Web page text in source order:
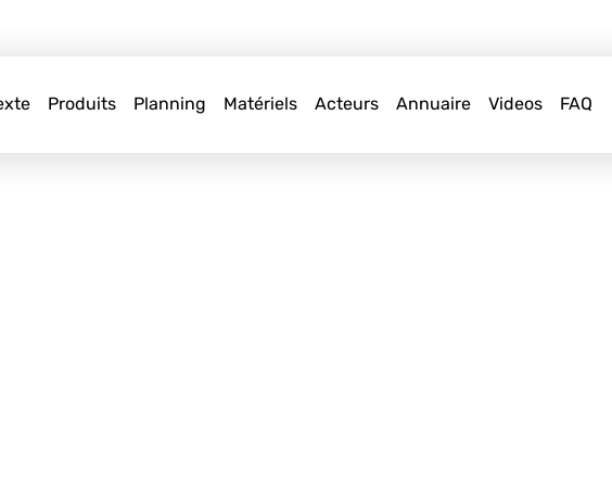
Produits Planning Matériels Acteurs Annuaire Videos FAQ